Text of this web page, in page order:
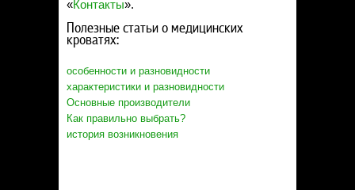
«Контакты».
Полезные статьи о медицинских
кроватях:
особенности и разновидности
характеристики и разновидности
Основные производители
Как правильно выбрать?
история возникновения